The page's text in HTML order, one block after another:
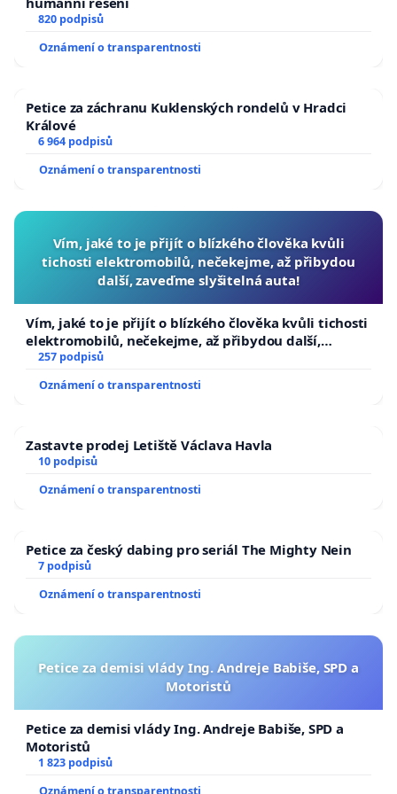
820 podpisů
Oznámení o transparentnosti
Petice za záchranu Kuklenských rondelů v Hradci
Králové
6 964 podpisů
Oznámení o transparentnosti
Vím, jaké to je přijít o blízkého člověka kvůli
tichosti elektromobilů, nečekejme, až přibydou
další, zaveďme slyšitelná auta!
Vím, jaké to je přijít o blízkého člověka kvůli tichosti
elektromobilů, nečekejme, až přibydou další,
zaveďme slyšitelná auta!
257 podpisů
Oznámení o transparentnosti
Zastavte prodej Letiště Václava Havla
10 podpisů
Oznámení o transparentnosti
Petice za český dabing pro seriál The Mighty Nein
7 podpisů
Oznámení o transparentnosti
Petice za demisi vlády Ing. Andreje Babiše, SPD a
Motoristů
Petice za demisi vlády Ing. Andreje Babiše, SPD a
Motoristů
1 823 podpisů
Oznámení o transparentnosti